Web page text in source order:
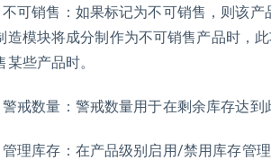
可销售：如果标记为不可销售，则该产
造模块将成分制作为不可销售产品时，
某些产品时。
戒数量：警戒数量用于在剩余库存达到
理库存：在产品级别启用/禁用库存管